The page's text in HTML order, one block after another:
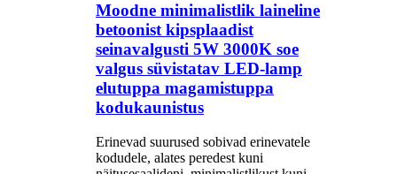
Moodne minimalistlik laineline
betoonist kipsplaadist
seinavalgusti 5W 3000K soe
valgus süvistatav LED-lamp
elutuppa magamistuppa
kodukaunistus
Erinevad suurused sobivad erinevatele
kodudele, alates peredest kuni